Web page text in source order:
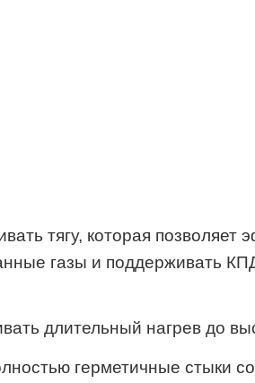
тягу, которая позволяет
газы и поддерживать
длительный нагрев до
герметичные стыки